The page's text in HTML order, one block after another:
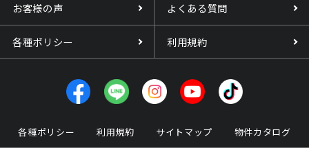
お客様の声 よくある質問
各種ポリシー 利用規約
各種ポリシー 利用規約 サイトマップ 物件カタログ